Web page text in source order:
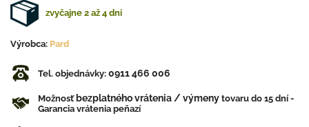
zvyčajne 2 až 4 dni
Výrobca: Pard
Tel. objednávky: 0911 466 006
Možnosťbezplatného vrátenia / výmeny tovaru do 15 dní -
Garancia vrátenia peňazí